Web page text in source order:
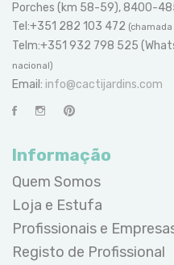
Porches (km 58-59), 8400-
Tel:+351 282 103 472
Telm:+351 932 798 525
nacional)
Email: info@cactijardins.com
Informação
Quem Somos
Loja e Estufa
Profissionais e
Registo de Profissional